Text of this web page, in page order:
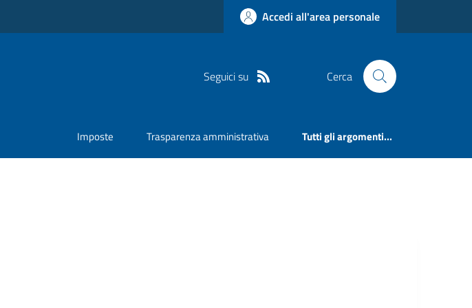
Accedi all'area personale
Seguici su Cerca
Imposte Trasparenza amministrativa Tutti gli argomenti...